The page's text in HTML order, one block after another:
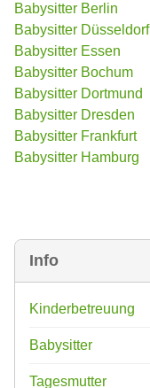
Info
Kinderbetreuung
Babysitter
Tagesmutter
Babysitter Berlin
Babysitter Düsseldorf
Babysitter Essen
Babysitter Bochum
Babysitter Dortmund
Babysitter Dresden
Babysitter Frankfurt
Babysitter Hamburg